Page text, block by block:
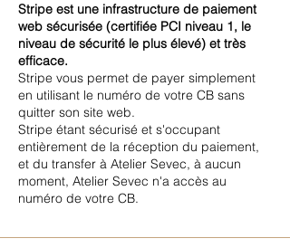
Stripe est une infrastructure de paiement
web sécurisée (certifiée PCI niveau 1, le
niveau de sécurité le plus élevé) et très
efficace.
Stripe vous permet de payer simplement
en utilisant le numéro de votre CB sans
quitter son site web.
Stripe étant sécurisé et s'occupant
entièrement de la réception du paiement,
et du transfer à Atelier Sevec, à aucun
moment, Atelier Sevec n'a accès au
numéro de votre CB.